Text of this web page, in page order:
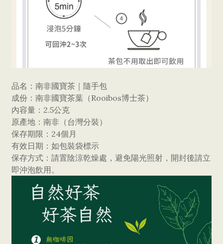
品名：南非國寶茶｜隨手包
成份：南非國寶茶葉（Rooibos博士茶）
內容量：2.5公克
原產地：南非（台灣分裝）
保存期限：24個月
有效日期：如包裝袋標示
保存方式：請置陰涼乾燥處，避免陽光照射，開封後請立
即沖泡飲用。